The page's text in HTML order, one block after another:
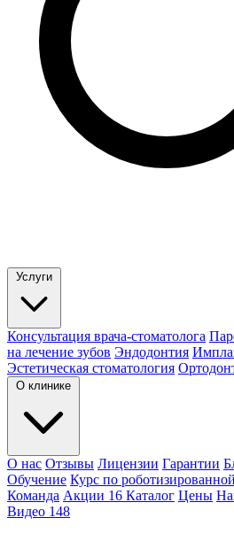
Услуги
Консультация врача-стоматолога
на лечение зубов Эндодонтия
Эстетическая стоматология
О клинике
О нас Отзывы Лицензии Гарантии
Обучение Курс по
Команда Акции 16 Каталог Цены
Видео 148